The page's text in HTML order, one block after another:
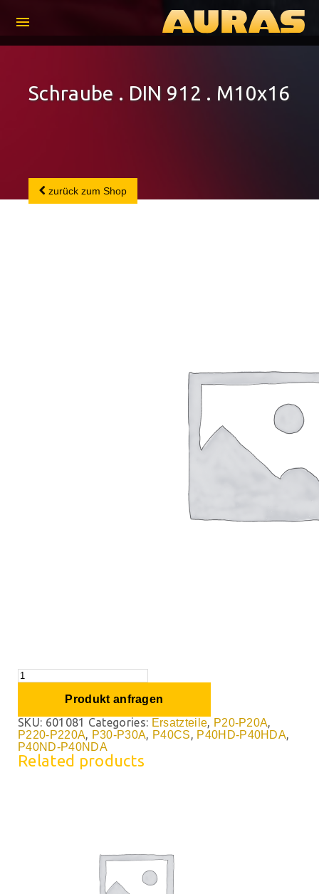
menu
zurück zum Shop
Schraube . DIN 912 . M10x16
Produkt anfragen
SKU: 601081 Categories: Ersatzteile, P20-P20A,
P220-P220A, P30-P30A, P40CS, P40HD-P40HDA,
P40ND-P40NDA
Related products